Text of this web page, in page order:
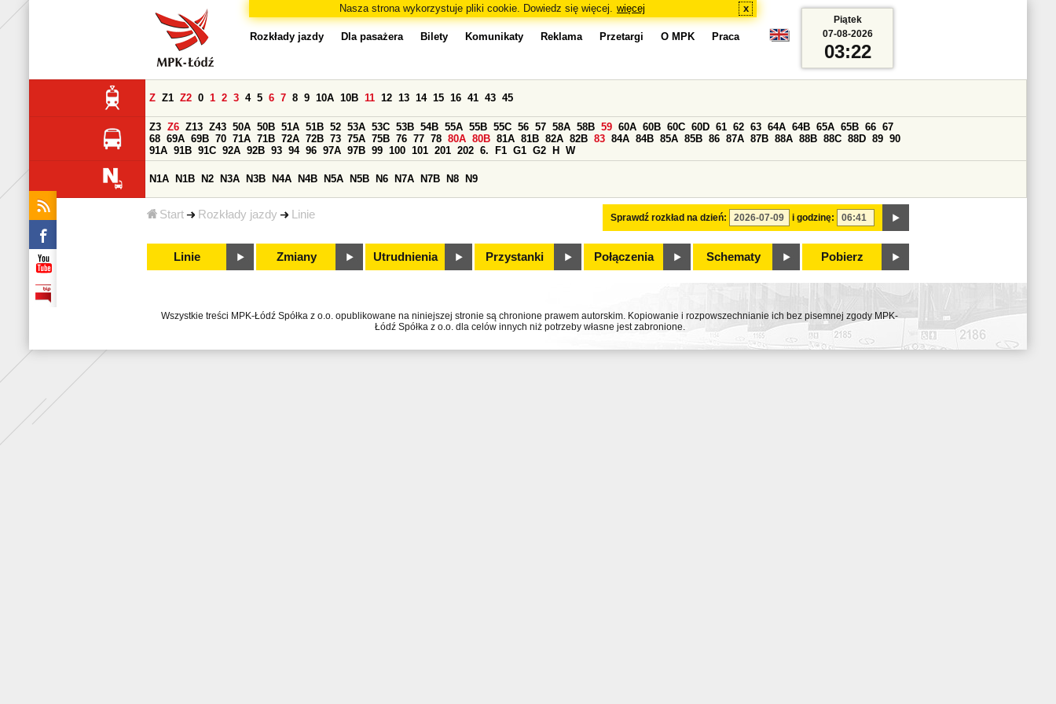
Nasza strona wykorzystuje pliki cookie. Dowiedz się więcej. więcej x
Start Rozkłady jazdy Linie
Rozkłady jazdy Dla pasażera Bilety Komunikaty Reklama Przetargi O MPK Praca
Sprawdź rozkład na dzień: i godzinę:
Z Z1 Z2 0 1 2 3 4 5 6 7 8 9 10A 10B 11 12 13 14 15 16 41 43 45
Z3 Z6 Z13 Z43 50A 50B 51A 51B 52 53A 53C 53B 54B 55A 55B 55C 56 57 58A 58B 59 60A 60B 60C 60D 61 62 63 64A 64B 65A 65B 66 67
68 69A 69B 70 71A 71B 72A 72B 73 75A 75B 76 77 78 80A 80B 81A 81B 82A 82B 83 84A 84B 85A 85B 86 87A 87B 88A 88B 88C 88D 89 90
91A 91B 91C 92A 92B 93 94 96 97A 97B 99 100 101 201 202 6. F1 G1 G2 H W
N1A N1B N2 N3A N3B N4A N4B N5A N5B N6 N7A N7B N8 N9
Linie Zmiany Utrudnienia Przystanki Połączenia Schematy Pobierz
Piątek
07-08-2026
03:22
Wszystkie treści MPK-Łódź Spółka z o.o. opublikowane na niniejszej stronie są chronione prawem autorskim. Kopiowanie i rozpowszechnianie ich bez pisemnej zgody MPK-
Łódź Spółka z o.o. dla celów innych niż potrzeby własne jest zabronione.